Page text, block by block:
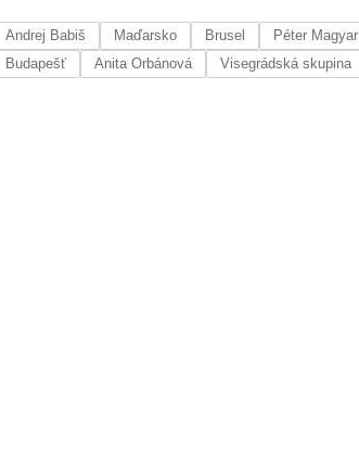
Andrej Babiš Maďarsko Brusel Péter Magyar
Budapešť
Anita Orbánová Visegrádská skupina